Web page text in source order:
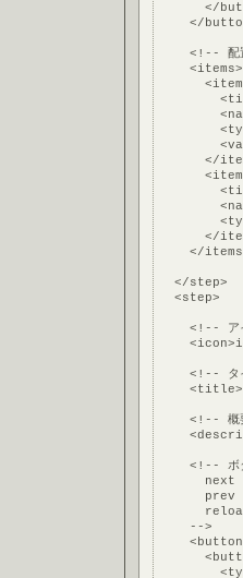
</
</
<!-- 配
    <items>
</
</
</
  </step>
  <step>
<!-- ア
<!-- タ
<title>
<!-- 概
<!-- ボ
next
prev
    -->